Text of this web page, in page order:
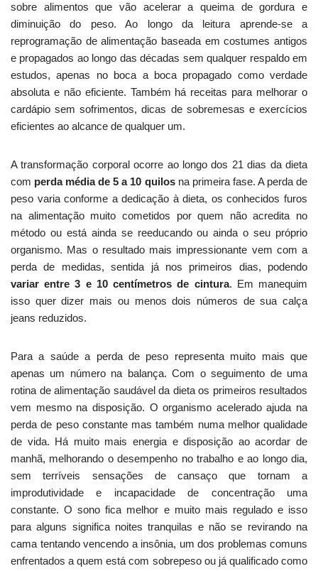
sobre alimentos que vão acelerar a queima de gordura e
diminuição do peso. Ao longo da leitura aprende-se a
reprogramação de alimentação baseada em costumes antigos
e propagados ao longo das décadas sem qualquer respaldo em
estudos, apenas no boca a boca propagado como verdade
absoluta e não eficiente. Também há receitas para melhorar o
cardápio sem sofrimentos, dicas de sobremesas e exercícios
eficientes ao alcance de qualquer um.
A transformação corporal ocorre ao longo dos 21 dias da dieta
com perda média de 5 a 10 quilosna primeira fase. A perda de
peso varia conforme a dedicação à dieta, os conhecidos furos
na alimentação muito cometidos por quem não acredita no
método ou está ainda se reeducando ou ainda o seu próprio
organismo. Mas o resultado mais impressionante vem com a
perda de medidas, sentida já nos primeiros dias, podendo
variar entre 3 e 10 centímetros de cintura. Em manequim
isso quer dizer mais ou menos dois números de sua calça
jeans reduzidos.
Para a saúde a perda de peso representa muito mais que
apenas um número na balança. Com o seguimento de uma
rotina de alimentação saudável da dieta os primeiros resultados
vem mesmo na disposição. O organismo acelerado ajuda na
perda de peso constante mas também numa melhor qualidade
de vida. Há muito mais energia e disposição ao acordar de
manhã, melhorando o desempenho no trabalho e ao longo dia,
sem terríveis sensações de cansaço que tornam a
improdutividade e incapacidade de concentração uma
constante. O sono fica melhor e muito mais regulado e isso
para alguns significa noites tranquilas e não se revirando na
cama tentando vencendo a insônia, um dos problemas comuns
enfrentados a quem está com sobrepeso ou já qualificado como